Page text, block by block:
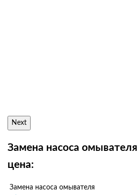
Next
Замена насоса
цена:
Замена насоса омывателя